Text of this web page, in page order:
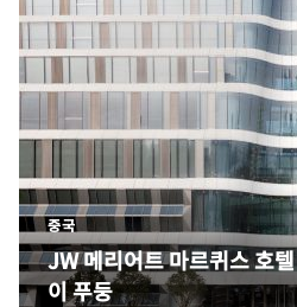
중국
JW 메리어트 마르퀴스 호
이 푸둥